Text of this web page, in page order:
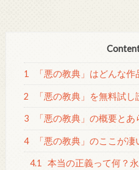
1 「悪の教典」はどんな作
2 「悪の教典」を無料試し
3 「悪の教典」の概要とあ
4 「悪の教典」のここが凄
4.1 本当の正義って何？